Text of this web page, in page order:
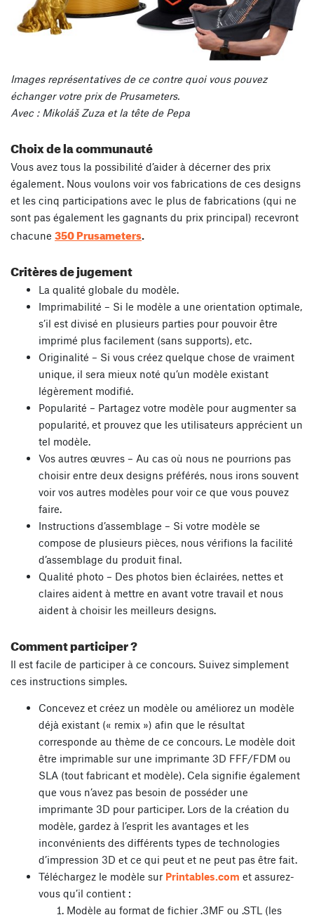
Images représentatives de ce contre quoi vous pouvez
échanger votre prix de Prusameters.
Avec : Mikoláš Zuza et la tête de Pepa
Choix de la communauté
Vous avez tous la possibilité d’aider à décerner des prix
également. Nous voulons voir vos fabrications de ces designs
et les cinq participations avec le plus de fabrications (qui ne
sont pas également les gagnants du prix principal) recevront
chacune 350 Prusameters.
Critères de jugement
La qualité globale du modèle.
Imprimabilité – Si le modèle a une orientation optimale,
s’il est divisé en plusieurs parties pour pouvoir être
imprimé plus facilement (sans supports), etc.
Originalité – Si vous créez quelque chose de vraiment
unique, il sera mieux noté qu’un modèle existant
légèrement modifié.
Popularité – Partagez votre modèle pour augmenter sa
popularité, et prouvez que les utilisateurs apprécient un
tel modèle.
Vos autres œuvres – Au cas où nous ne pourrions pas
choisir entre deux designs préférés, nous irons souvent
voir vos autres modèles pour voir ce que vous pouvez
faire.
Instructions d’assemblage – Si votre modèle se
compose de plusieurs pièces, nous vérifions la facilité
d’assemblage du produit final.
Qualité photo – Des photos bien éclairées, nettes et
claires aident à mettre en avant votre travail et nous
aident à choisir les meilleurs designs.
Comment participer ?
Il est facile de participer à ce concours. Suivez simplement
ces instructions simples.
Concevez et créez un modèle ou améliorez un modèle
déjà existant (« remix ») afin que le résultat
corresponde au thème de ce concours. Le modèle doit
être imprimable sur une imprimante 3D FFF/FDM ou
SLA (tout fabricant et modèle). Cela signifie également
que vous n’avez pas besoin de posséder une
imprimante 3D pour participer. Lors de la création du
modèle, gardez à l’esprit les avantages et les
inconvénients des différents types de technologies
d’impression 3D et ce qui peut et ne peut pas être fait.
Téléchargez le modèle sur Printables.com et assurez-
vous qu’il contient :
Modèle au format de fichier .3MF ou .STL (les